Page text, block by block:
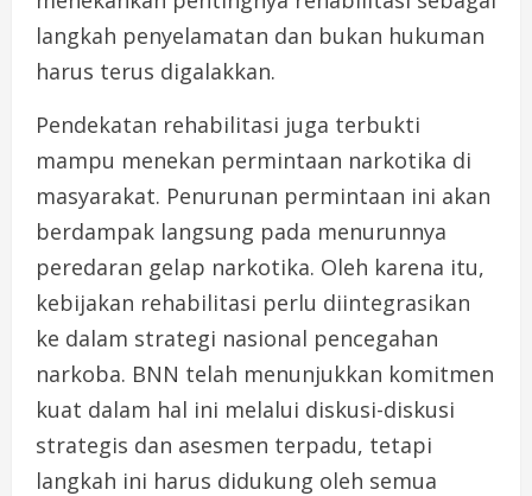
langkah penyelamatan dan bukan hukuman
harus terus digalakkan.
Pendekatan rehabilitasi juga terbukti
mampu menekan permintaan narkotika di
masyarakat. Penurunan permintaan ini akan
berdampak langsung pada menurunnya
peredaran gelap narkotika. Oleh karena itu,
kebijakan rehabilitasi perlu diintegrasikan
ke dalam strategi nasional pencegahan
narkoba. BNN telah menunjukkan komitmen
kuat dalam hal ini melalui diskusi-diskusi
strategis dan asesmen terpadu, tetapi
langkah ini harus didukung oleh semua